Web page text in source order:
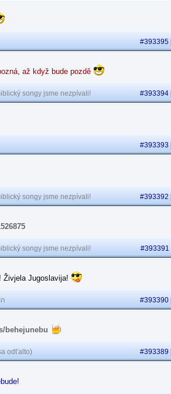
#393395 |
až když bude pozdě
songy jsme nezpívali! #393394 |
#393393 |
songy jsme nezpívali! #393392 |
songy jsme nezpívali! #393391 |
Živjela Jugoslavija!
#393390 |
behejunebu
odťalto) #393389 |